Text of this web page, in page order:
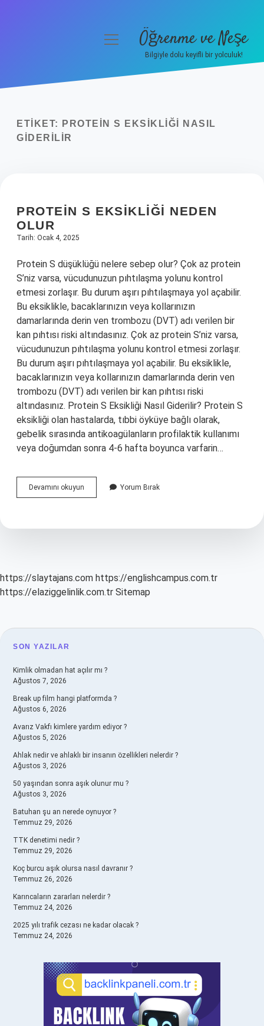
Yasal Uyarı
menüyüÖğrenme ve Neşe
Bilgiyle dolu keyifli bir yolculuk!
ETIKET:
PROTEIN S EKSIKLIĞI NASIL
GIDERILIR
PROTEIN S EKSIKLIĞI NEDEN
OLUR
Tarih: Ocak 4, 2025
Protein S düşüklüğü nelere sebep olur? Çok az protein
S’niz varsa, vücudunuzun pıhtılaşma yolunu kontrol
etmesi zorlaşır. Bu durum aşırı pıhtılaşmaya yol açabilir.
Bu eksiklikle, bacaklarınızın veya kollarınızın
damarlarında derin ven trombozu (DVT) adı verilen bir
kan pıhtısı riski altındasınız. Çok az protein S’niz varsa,
vücudunuzun pıhtılaşma yolunu kontrol etmesi zorlaşır.
Bu durum aşırı pıhtılaşmaya yol açabilir. Bu eksiklikle,
bacaklarınızın veya kollarınızın damarlarında derin ven
trombozu (DVT) adı verilen bir kan pıhtısı riski
altındasınız. Protein S Eksikliği Nasıl Giderilir? Protein S
eksikliği olan hastalarda, tıbbi öyküye bağlı olarak,
gebelik sırasında antikoagülanların profilaktik kullanımı
veya doğumdan sonra 4-6 hafta boyunca varfarin…
Devamını okuyun
S
Olur
Yorum Bırak
https://slaytajans.com https://englishcampus.com.tr
https://elaziggelinlik.com.tr Sitemap
SIDEBAR
SON YAZILAR
Kimlik olmadan hat açılır mı ?
Ağustos 7, 2026
Break up film hangi platformda ?
Ağustos 6, 2026
Avarız Vakfı kimlere yardım ediyor ?
Ağustos 5, 2026
Ahlak nedir ve ahlaklı bir insanın özellikleri nelerdir ?
Ağustos 3, 2026
50 yaşından sonra aşık olunur mu ?
Ağustos 3, 2026
Batuhan şu an nerede oynuyor ?
Temmuz 29, 2026
TTK denetimi nedir ?
Temmuz 29, 2026
Koç burcu aşık olursa nasıl davranır ?
Temmuz 26, 2026
Karıncaların zararları nelerdir ?
Temmuz 24, 2026
2025 yılı trafik cezası ne kadar olacak ?
Temmuz 24, 2026